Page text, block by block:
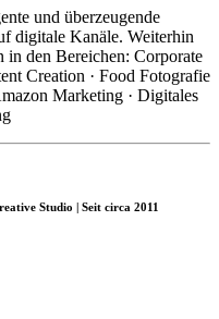
und überzeugende
digitale Kanäle. Weiterhin
den Bereichen: Corporate
Creation · Food Fotografie
Marketing · Digitales
Studio | Seit circa 2011